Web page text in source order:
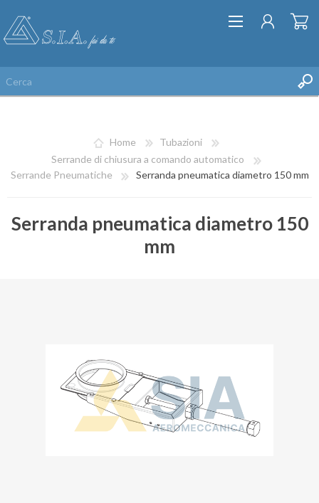
ACCESSO
Home
Tubazioni
Serrande di chiusura a comando automatico
Serrande Pneumatiche
Serranda pneumatica diametro 150 mm
Serranda pneumatica diametro 150
mm